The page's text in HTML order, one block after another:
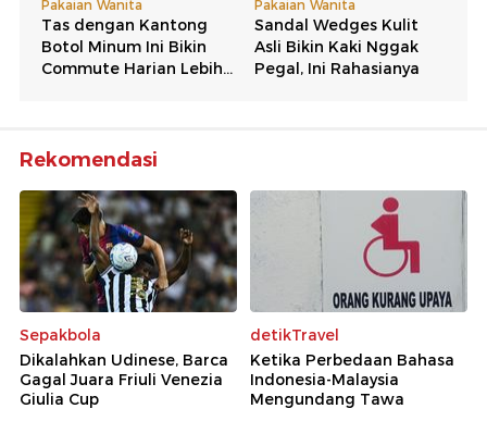
Rekomendasi
Sepakbola
Dikalahkan Udinese, Barca
Gagal Juara Friuli Venezia
Giulia Cup
detikTravel
Ketika Perbedaan Bahasa
Indonesia-Malaysia
Mengundang Tawa